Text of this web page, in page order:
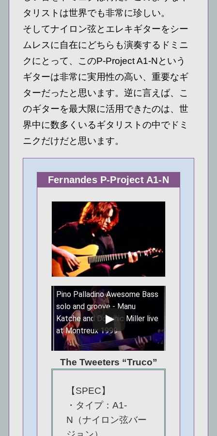
タリストは世界でも非常に珍しい。
そしてナイロン弦とエレキギターをシー
ムレスに自在にどちらも演奏するドミニ
クにとって、このP-Project A1-Nという
ギターは非常に実用性の高い、重要なギ
ターだったと思います。逆に言えば、こ
のギターを最大限に活用できたのは、世
界中に数多くいるギタリストの中でドミ
ニクだけだと思います。
Fernandes P-Project A1-N
Pino Palladino Awesome Bass
solo and groove - Manu
Katche and Dominic Miller live
at Montreux 1999
この動画を YouTube で視
聴
The Tweeters “Truco”
【SPEC】
・タイプ：A1-
N（ナイロン弦バー